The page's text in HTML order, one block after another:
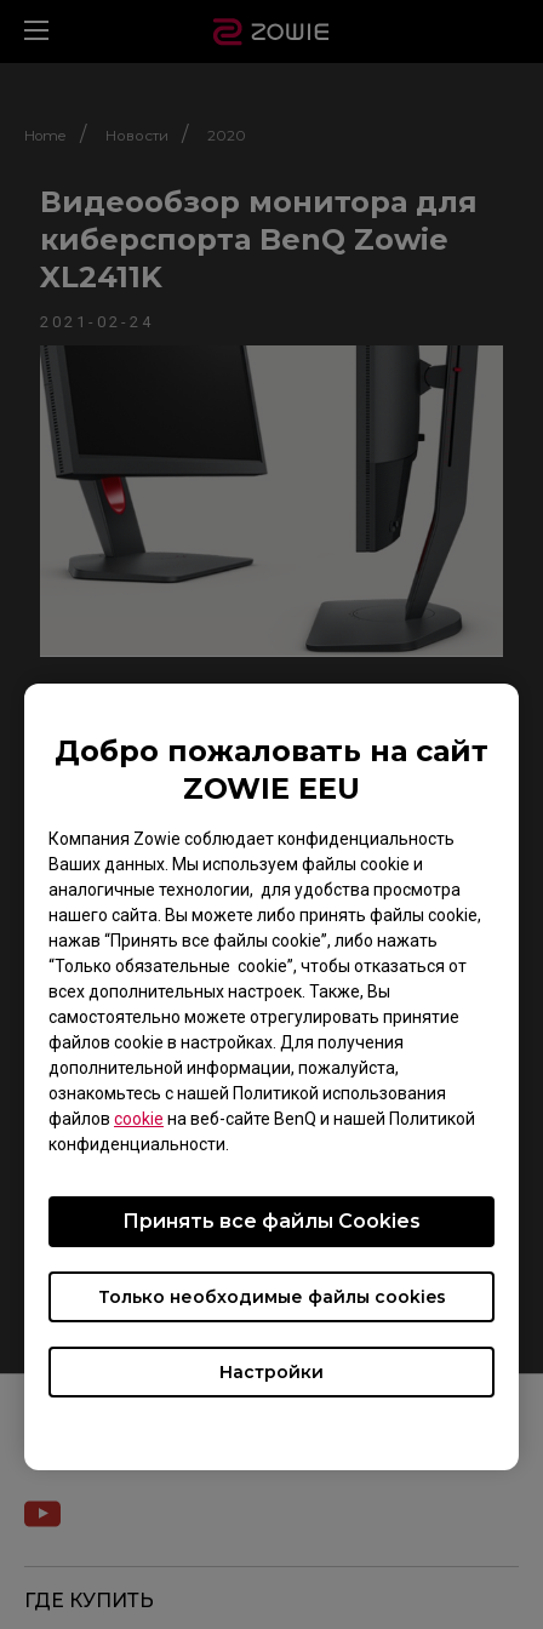
Добро пожаловать на сайт
ZOWIE EEU
Компания Zowie соблюдает конфиденциальность
Ваших данных. Мы используем файлы cookie и
аналогичные технологии, для удобства просмотра
нашего сайта. Вы можете либо принять файлы cookie,
нажав “Принять все файлы cookie”, либо нажать
“Только обязательные cookie”, чтобы отказаться от
всех дополнительных настроек. Также, Вы
самостоятельно можете отрегулировать принятие
файлов cookie в настройках. Для получения
дополнительной информации, пожалуйста,
ознакомьтесь с нашей Политикой использования
файлов cookie на веб-сайте BenQ и нашей Политикой
конфиденциальности.
Настройки
Только необходимые файлы cookies
Принять все файлы Сookies
Home / Новости / 2020
Видеообзор монитора для
киберспорта BenQ Zowie
XL2411K
2021-02-24
Новая модель культового киберспортивного
монитора ZOWIE XL2411K имеет обновленный
корпус, уменьшенную подставку специальной
возможность дополнительно подключить
переключатель S-Switch и специальные боковые
панели. Также, в новых мониторах XL2411K есть
технология DyAc, которая уменьшает размытость
при движении и нивелирует нестабильность
изображения. Технология DyAc обеспечивает
плавность движения, улучшает контроль отдачи в
CS:GO и позволяет геймерам более четко видеть
положение перекрестия прицела.
Более подробную информацию вы узнаете из
видеообзора
https://www.youtube.com/watch?
v=cjQgrR86b5Y
ГДЕ КУПИТЬ